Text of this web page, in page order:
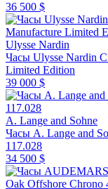
36 500 $
Ulysse Nardin
Часы Ulysse Nardin
Limited Edition
39 000 $
A. Lange and Sohne
Часы A. Lange and
117.028
34 500 $